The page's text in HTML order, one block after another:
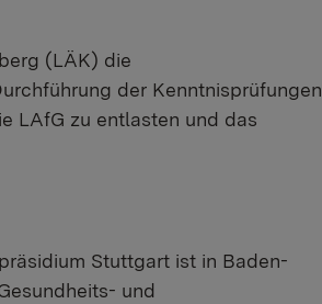
(LÄK) die
der Kenntnisprüfungen
LAfG zu entlasten und das
Stuttgart ist in Baden-
und